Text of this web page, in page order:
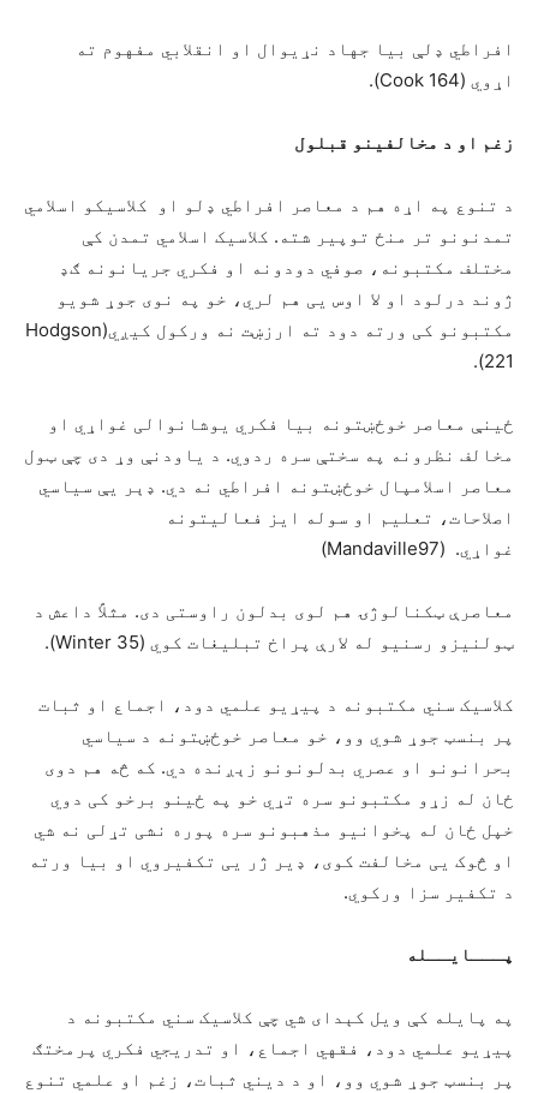
افراطي ډلې بیا جهاد نړیوال او انقلابي مفهوم ته
اړوي (Cook 164).
زغم او د مخالفینو قبلول
د تنوع په اړه هم د معاصر افراطي ډلو او کلاسیکو اسلامي
تمدنونو تر منځ توپیر شته. کلاسیک اسلامي تمدن کې
مختلف مکتبونه، صوفي دودونه او فکري جریانونه ګډ
ژوند درلود او لا اوس یی هم لري، خو په نوی جوړ شويو
مکتبونو کی ورته دود ته ارزښت نه ورکول کیږي(Hodgson
221).
ځینې معاصر خوځښتونه بیا فکري یوشانوالی غواړي او
مخالف نظرونه په سختې سره ردوي. د یاودنې وړ دی چې ټول
معاصر اسلامپال خوځښتونه افراطي نه دي. ډېر یې سیاسي
اصلاحات، تعلیم او سوله‌ ایز فعالیتونه
غواړي. (Mandaville97)
معاصرې ټکنالوژۍ هم لوی بدلون راوستی دی. مثلاً داعش د
ټولنیزو رسنیو له لارې پراخ تبلیغات کوي (Winter 35).
کلاسیک سني مکتبونه د پیړیو علمي دود، اجماع او ثبات
پر بنسټ جوړ شوي وو، خو معاصر خوځښتونه د سیاسي
بحرانونو او عصري بدلونونو زېږنده دي. که څه هم دوی
ځان له زړو مکتبونو سره تړي خو په ځینو برخو کی دوي
خپل ځان له پخوانیو مذهبونو سره پوره نشی تړلی نه شي
او څوک یی مخالفت کوی، ډیر ژر یی تکفیروي او بیا ورته
د تکفیر سزا ورکوي.
پـــایــله
په پایله کې ویل کېدای شي چې کلاسیک سني مکتبونه د
پیړیو علمي دود، فقهي اجماع، او تدریجي فکري پرمختګ
پر بنسټ جوړ شوي وو، او د دیني ثبات، زغم او علمي تنوع